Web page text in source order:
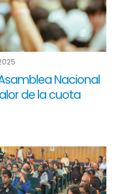
Nacional
de la cuota